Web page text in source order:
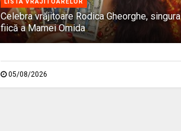
LISTA VRAJITOARELOR
Celebra vrăjitoare Rodica Gheorghe, singura
fiică a Mamei Omida
05/08/2026